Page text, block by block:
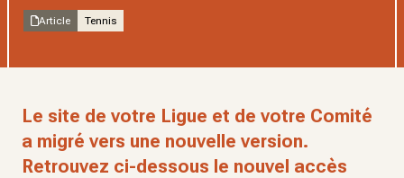
Article Tennis
Le site de votre Ligue et de votre Comité
a migré vers une nouvelle version.
Retrouvez ci-dessous le nouvel accès